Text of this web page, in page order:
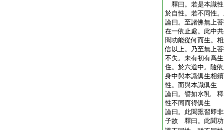
釋曰。若是本識
於自性。若不同性
論曰。至諸佛無上
在一依止處。此中
聞功能從何而生。
信以上。乃至無上
不失。未有初有爲
住。於六道中。隨
身中與本識倶生相
性。而與本識倶生
論曰。譬如水乳 釋
性不同而得倶生
論曰。此聞熏習即
子故 釋曰。此聞功